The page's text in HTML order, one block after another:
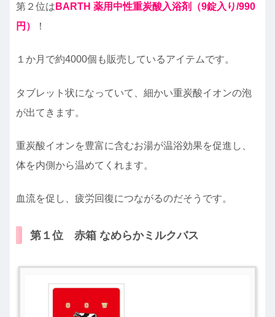
第２位は BARTH 薬用中性重炭酸入浴剤（9錠入り/990
円）
！
１か月で約4000個も販売しているアイテムです。
タブレット状になっていて、細かい重炭酸イオンの泡
が出てきます。
重炭酸イオンを豊富に含むお湯が温浴効果を促進し、
体を内側から温めてくれます。
血流を促し、疲労回復につながるのだそうです。
第１位 赤箱 なめらかミルクバス